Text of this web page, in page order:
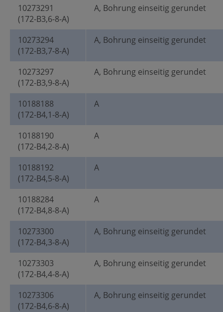
10273291
(172-B3,6-8-A)
A, Bohrung einseitig gerundet
10273294
(172-B3,7-8-A)
A, Bohrung einseitig gerundet
10273297
(172-B3,9-8-A)
A, Bohrung einseitig gerundet
10188188
(172-B4,1-8-A)
A
10188190
(172-B4,2-8-A)
A
10188192
(172-B4,5-8-A)
A
10188284
(172-B4,8-8-A)
A
10273300
(172-B4,3-8-A)
A, Bohrung einseitig gerundet
10273303
(172-B4,4-8-A)
A, Bohrung einseitig gerundet
10273306
(172-B4,6-8-A)
A, Bohrung einseitig gerundet